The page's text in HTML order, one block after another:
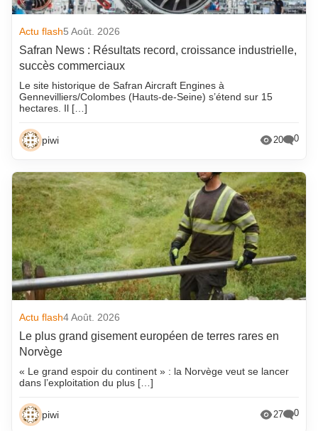
Actu flash5 Août. 2026
Safran News : Résultats record, croissance industrielle,
succès commerciaux
Le site historique de Safran Aircraft Engines à
Gennevilliers/Colombes (Hauts-de-Seine) s’étend sur 15
hectares. Il […]
piwi 20 0
Actu flash4 Août. 2026
Le plus grand gisement européen de terres rares en
Norvège
« Le grand espoir du continent » : la Norvège veut se lancer
dans l’exploitation du plus […]
piwi 27 0